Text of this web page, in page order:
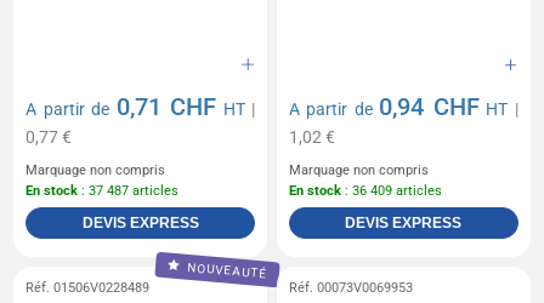
A partir de 0,71 CHF HT|
0,77 €
Marquage non compris
En stock : 37 487 articles
DEVIS EXPRESS
A partir de 0,94 CHF HT |
1,02 €
Marquage non compris
En stock : 36 409 articles
DEVIS EXPRESS
NOUVEAUTÉ
Réf. 01506V0228489 Réf. 00073V0069953